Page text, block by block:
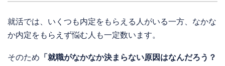
就活では、いくつも内定をもらえる人がいる一方、なかな
か内定をもらえず悩む人も一定数います。
そのため 「就職がなかなか決まらない原因はなんだろう？